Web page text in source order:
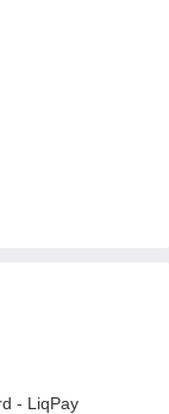
- LiqPay